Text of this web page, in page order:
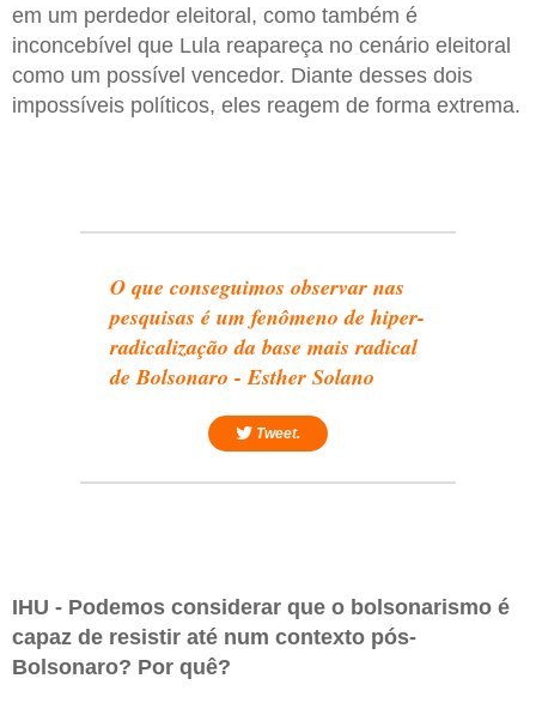
em um perdedor eleitoral, como também é
inconcebível que Lula reapareça no cenário eleitoral
como um possível vencedor. Diante desses dois
impossíveis políticos, eles reagem de forma extrema.
O que conseguimos observar nas
pesquisas é um fenômeno de hiper-
radicalização da base mais radical
de Bolsonaro - Esther Solano
Tweet.
IHU - Podemos considerar que o bolsonarismo é
capaz de resistir até num contexto pós-
Bolsonaro? Por quê?